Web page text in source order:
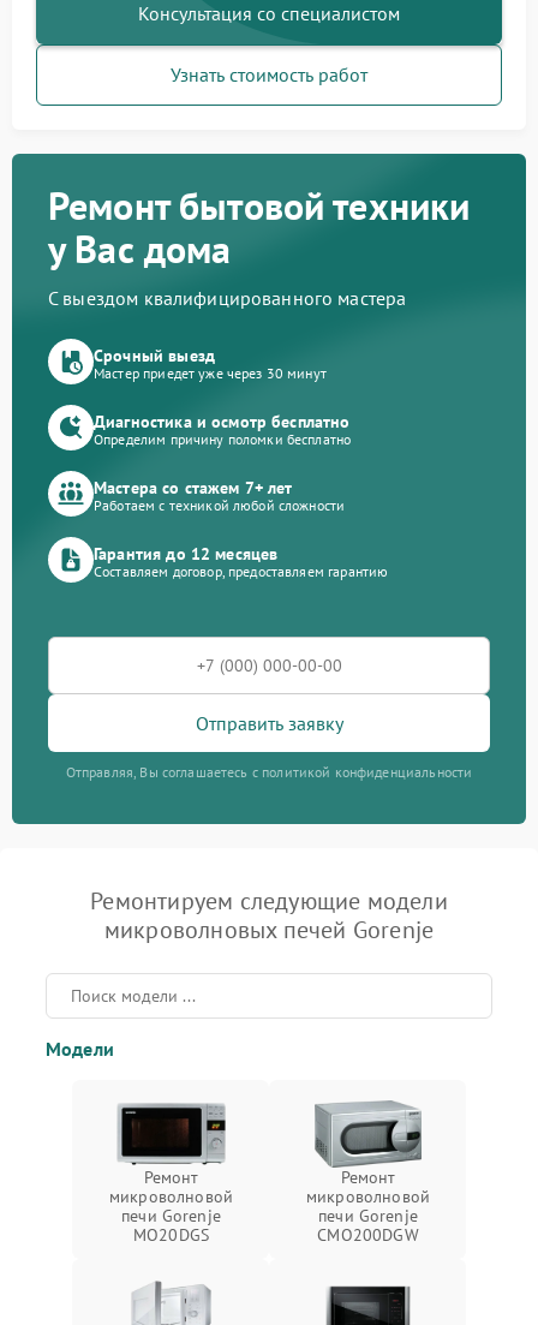
Консультация со специалистом
Узнать стоимость работ
Ремонт бытовой техники
у Вас дома
С выездом квалифицированного мастера
Срочный выезд
Мастер приедет уже через 30 минут
Диагностика и осмотр бесплатно
Определим причину поломки бесплатно
Мастера со стажем 7+ лет
Работаем с техникой любой сложности
Гарантия до 12 месяцев
Составляем договор, предоставляем гарантию
Отправить заявку
Отправляя, Вы соглашаетесь с политикой конфиденциальности
Ремонтируем следующие модели
микроволновых печей Gorenje
Модели
Ремонт
микроволновой
печи Gorenje
MO20DGS
Ремонт
микроволновой
печи Gorenje
CMO200DGW